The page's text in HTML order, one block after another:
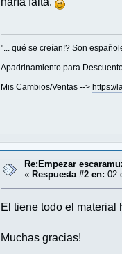
"... qué se creían!? Son
Apadrinamiento para
Mis Cambios/Ventas -->https://
Re:Empezar
« Respuesta #2 en: 02
El tiene todo el material
Muchas gracias!